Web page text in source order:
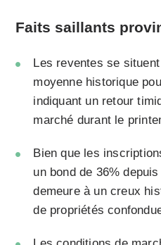
Faits saillants
Les reventes se
moyenne historique
indiquant un retour
marché durant le
Bien que les
un bond de 36%
demeure à un creux
de propriétés